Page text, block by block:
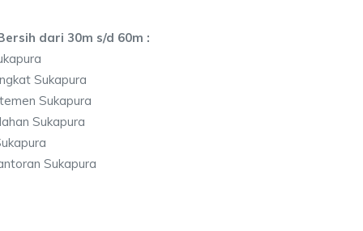
dari 30m s/d 60m :
Sukapura
Sukapura
Sukapura
Sukapura